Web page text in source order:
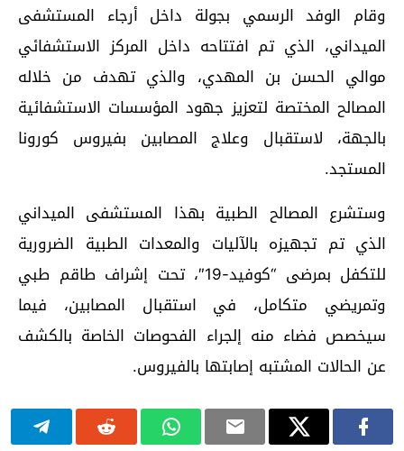
وقام الوفد الرسمي بجولة داخل أرجاء المستشفى
الميداني، الذي تم افتتاحه داخل المركز الاستشفائي
موالي الحسن بن المهدي، والذي تهدف من خلاله
المصالح المختصة لتعزيز جهود المؤسسات الاستشفائية
بالجهة، لاستقبال وعلاج المصابين بفيروس كورونا
المستجد.
وستشرع المصالح الطبية بهذا المستشفى الميداني
الذي تم تجهيزه بالآليات والمعدات الطبية الضرورية
للتكفل بمرضى “كوفيد-19″، تحت إشراف طاقم طبي
وتمريضي متكامل، في استقبال المصابين، فيما
سيخصص فضاء منه إلجراء الفحوصات الخاصة بالكشف
عن الحالات المشتبه إصابتها بالفيروس.